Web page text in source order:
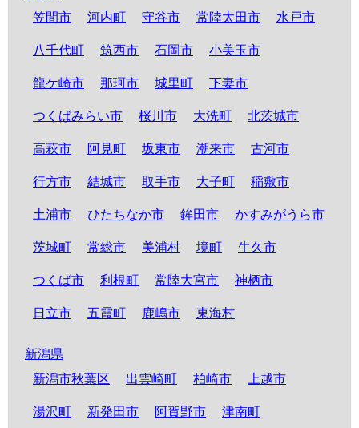
笠間市
河内町 守谷市 常陸太田市 水戸市
八千代町 筑西市 石岡市 小美玉市
龍ケ崎市 那珂市 城里町 下妻市
つくばみらい市 桜川市 大洗町 北茨城市
高萩市 阿見町 坂東市 潮来市 古河市
行方市 結城市 取手市 大子町 稲敷市
土浦市 ひたちなか市 鉾田市 かすみがうら市
茨城町 常総市 美浦村 境町 牛久市
つくば市 利根町 常陸大宮市 神栖市
日立市 五霞町 鹿嶋市 東海村
新潟県
新潟市秋葉区
出雲崎町 柏崎市 上越市
湯沢町 新発田市 阿賀野市 津南町